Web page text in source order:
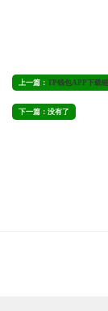
上一篇： TP钱包APP下载
下一篇：没有了